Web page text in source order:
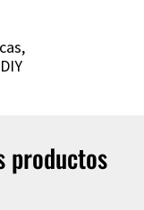
,
productos